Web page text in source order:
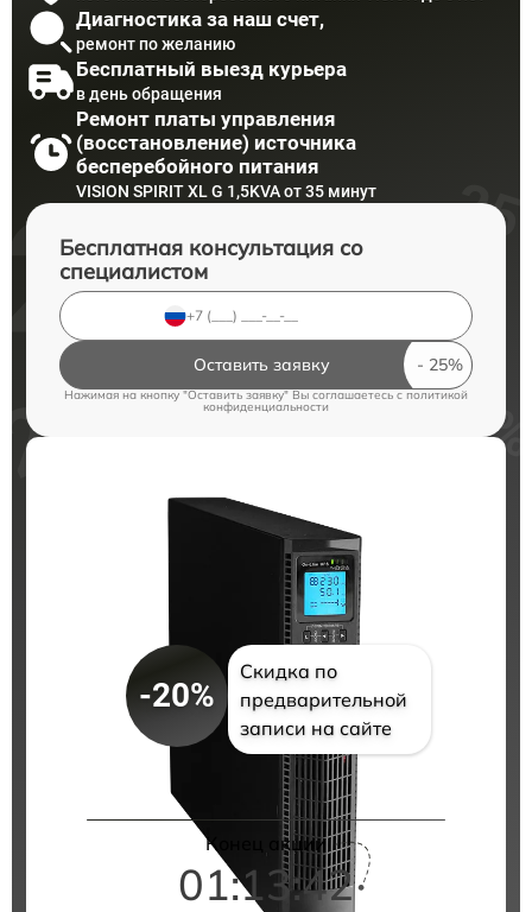
Диагностика за наш счет,
ремонт по желанию
Бесплатный выезд курьера
в день обращения
Ремонт платы управления
(восстановление) источника
бесперебойного питания
VISION SPIRIT XL G 1,5KVA от 35 минут
Бесплатная консультация со
специалистом
Оставить заявку
Нажимая на кнопку "Оставить заявку" Вы соглашаетесь cполитикой
конфиденциальности
-20%
Скидка по
предварительной
записи на сайте
Конец акции
01:13:41